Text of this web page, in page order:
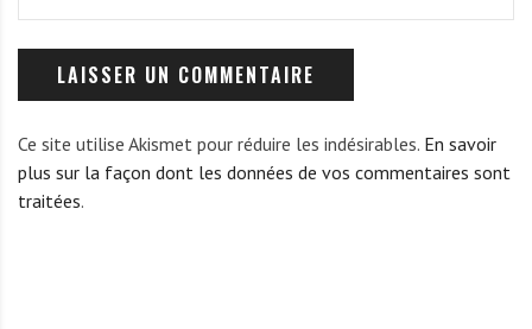
Ce site utilise Akismet pour réduire les indésirables. En savoir
plus sur la façon dont les données de vos commentaires sont
traitées.